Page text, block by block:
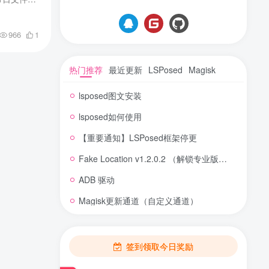
966 1
热门推荐 最近更新 LSPosed Magisk
lsposed图文安装
lsposed如何使用
【重要通知】LSPosed框架停更
Fake Location v1.2.0.2 （解锁专业版） 虚拟定位
ADB 驱动
Magisk更新通道（自定义通道）
签到领取今日奖励